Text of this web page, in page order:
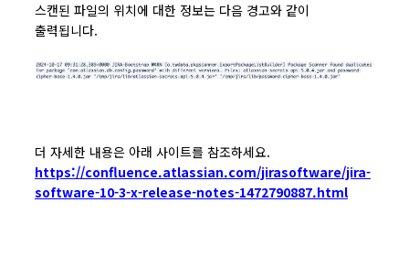
스캔된 파일의 위치에 대한 정보는 다음 경고와 같이
출력됩니다.
더 자세한 내용은 아래 사이트를 참조하세요.
https://confluence.atlassian.com/jirasoftware/jira-
software-10-3-x-release-notes-1472790887.html